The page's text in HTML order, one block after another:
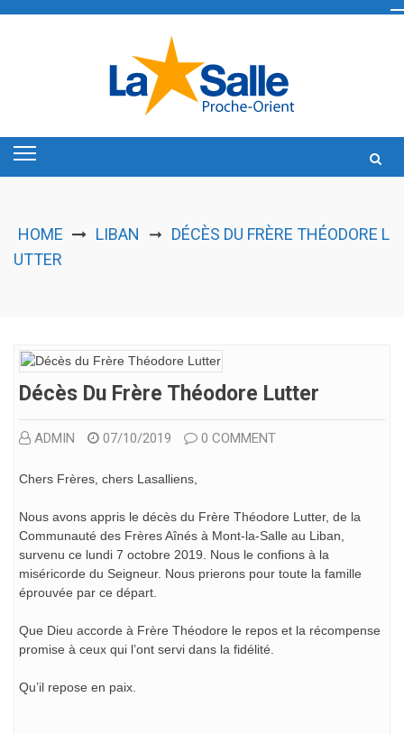
HOME LIBAN ➞ DÉCÈS DU FRÈRE THÉODORE L
UTTER
Décès Du Frère Théodore Lutter
ADMIN 07/10/2019 0 COMMENT
Chers Frères, chers Lasalliens,
Nous avons appris le décès du Frère Théodore Lutter, de la
Communauté des Frères Aînés à Mont-la-Salle au Liban,
survenu ce lundi 7 octobre 2019. Nous le confions à la
miséricorde du Seigneur. Nous prierons pour toute la famille
éprouvée par ce départ.
Que Dieu accorde à Frère Théodore le repos et la récompense
promise à ceux qui l’ont servi dans la fidélité.
Qu’il repose en paix.